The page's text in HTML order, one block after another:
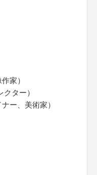
家）
ター）
ー、美術家）